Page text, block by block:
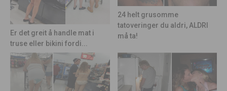
Er det greit å handle mat i
truse eller bikini fordi...
24 helt grusomme
tatoveringer du aldri, ALDRI
må ta!